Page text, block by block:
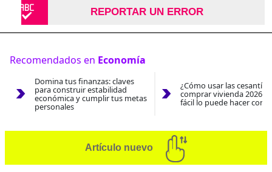
REPORTAR UN ERROR
Recomendados en Economía
Domina tus finanzas: claves
para construir estabilidad
económica y cumplir tus metas
personales
¿Cómo usar las
comprar vivienda 2026?
fácil lo puede hacer con
Artículo nuevo